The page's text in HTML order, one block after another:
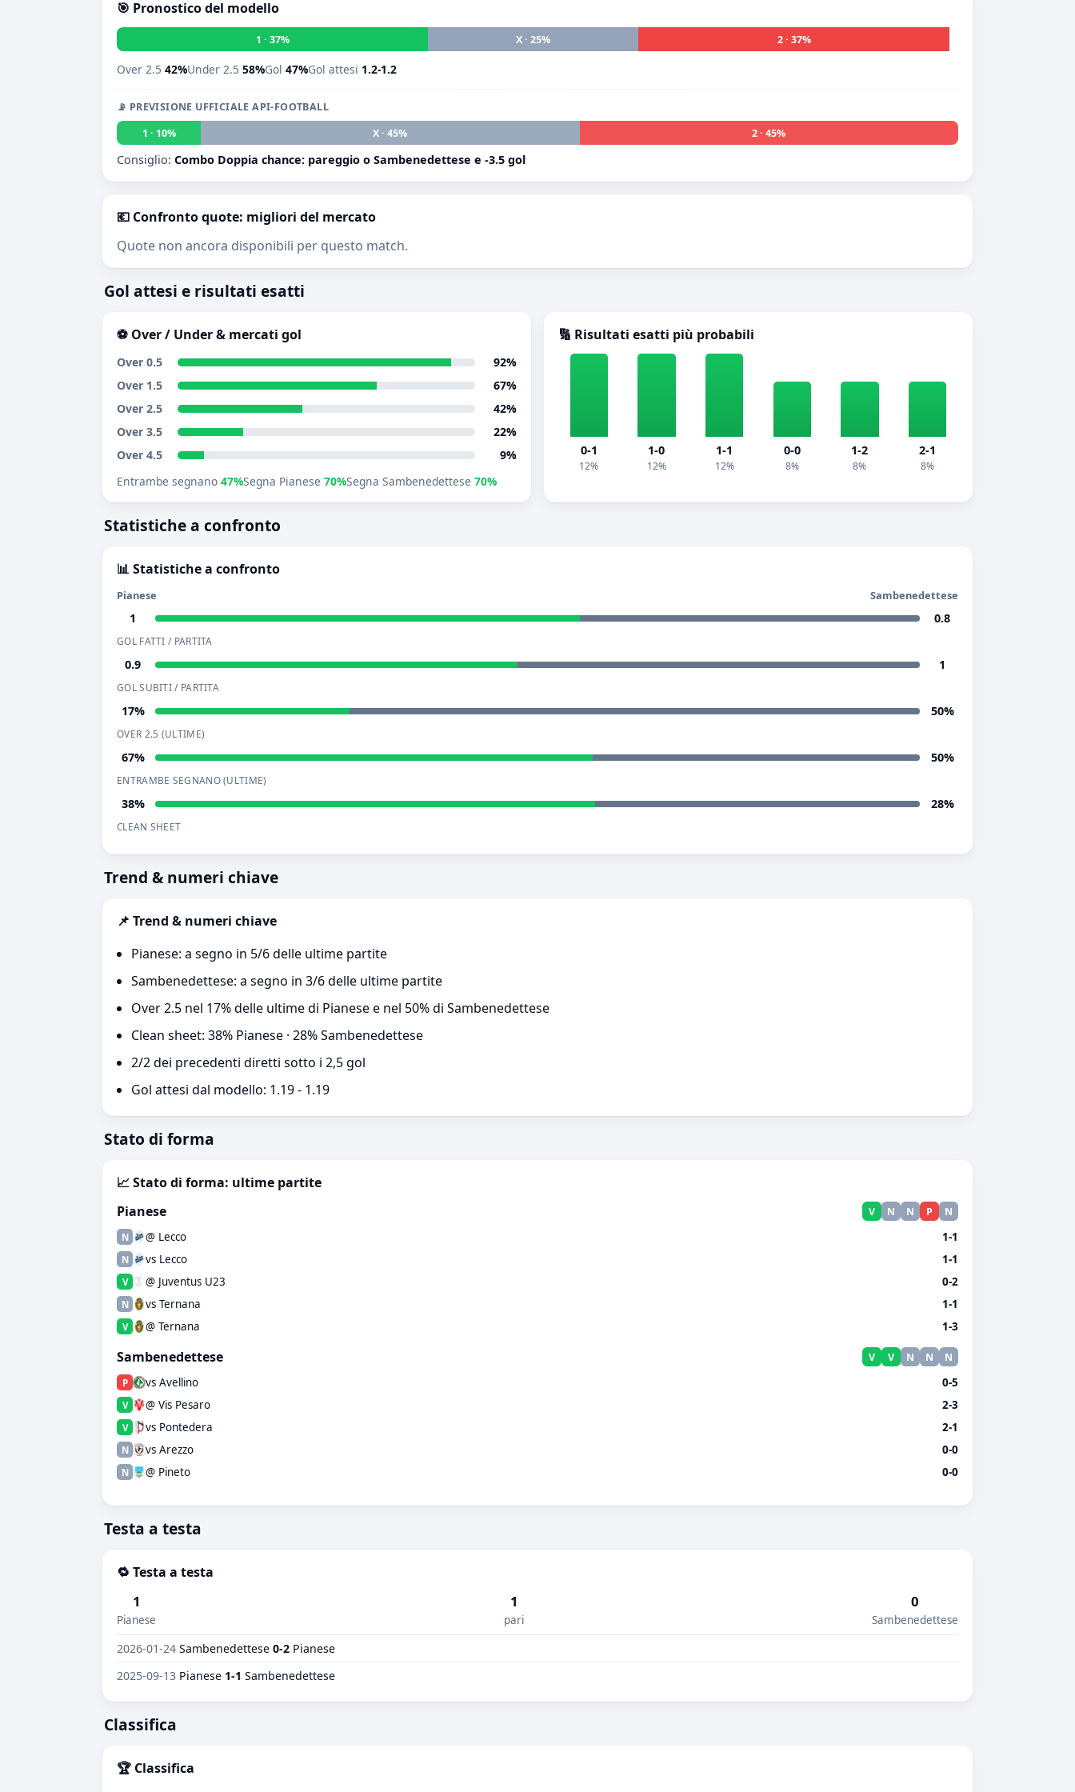
🎯 Pronostico del modello
1 · 37% X · 25% 2 · 37%
Over 2.5 42%Under 2.5 58%Gol 47%Gol attesi 1.2-1.2
📡 PREVISIONE UFFICIALE API-FOOTBALL
1 · 10%
X · 45% 2 · 45%
Consiglio: Combo Doppia chance: pareggio o Sambenedettese e -3.5 gol
💶 Confronto quote: migliori del mercato
Quote non ancora disponibili per questo match.
Gol attesi e risultati esatti
⚽ Over / Under & mercati gol
Over 0.5
92%
Over 1.5
67%
Over 2.5
42%
Over 3.5
22%
Over 4.5
9%
Entrambe segnano 47%Segna Pianese 70%Segna Sambenedettese 70%
🔢 Risultati esatti più probabili
0-1
12%
1-0
12%
1-1
12%
0-0
8%
1-2
8%
2-1
8%
Statistiche a confronto
📊 Statistiche a confronto
Pianese Sambenedettese
1 0.8
GOL FATTI / PARTITA
0.9 1
GOL SUBITI / PARTITA
17% 50%
OVER 2.5 (ULTIME)
67% 50%
ENTRAMBE SEGNANO (ULTIME)
38% 28%
CLEAN SHEET
Trend & numeri chiave
📌 Trend & numeri chiave
Pianese: a segno in 5/6 delle ultime partite
Sambenedettese: a segno in 3/6 delle ultime partite
Over 2.5 nel 17% delle ultime di Pianese e nel 50% di Sambenedettese
Clean sheet: 38% Pianese · 28% Sambenedettese
2/2 dei precedenti diretti sotto i 2,5 gol
Gol attesi dal modello: 1.19 - 1.19
Stato di forma
📈 Stato di forma: ultime partite
Pianese
V N N P N
N @ Lecco 1-1
N vs Lecco 1-1
V @ Juventus U23 0-2
N vs Ternana 1-1
V @ Ternana 1-3
Sambenedettese V V N N N
P vs Avellino 0-5
V @ Vis Pesaro 2-3
V vs Pontedera 2-1
N vs Arezzo 0-0
N @ Pineto 0-0
Testa a testa
🔁 Testa a testa
1
Pianese
1
pari
0
Sambenedettese
2026-01-24 Sambenedettese 0-2 Pianese
2025-09-13 Pianese 1-1 Sambenedettese
Classifica
🏆 Classifica